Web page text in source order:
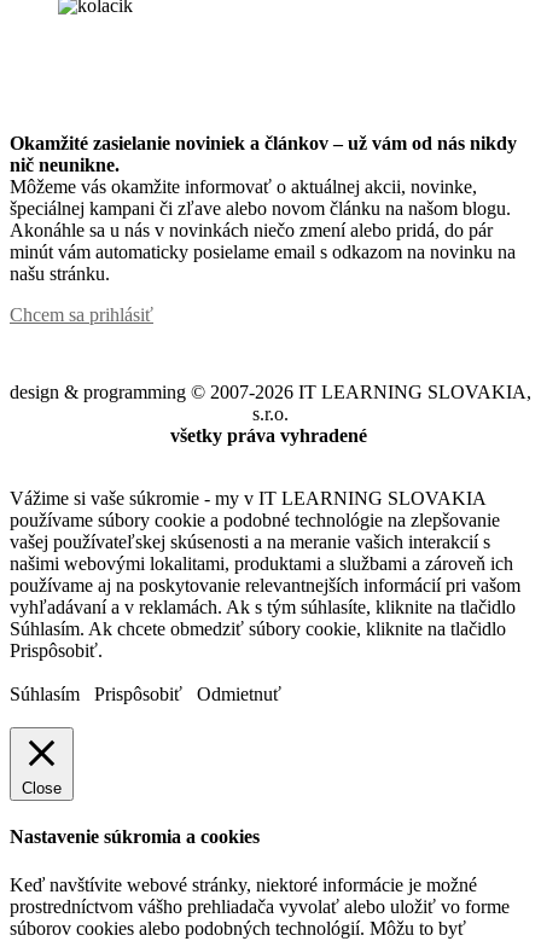
Okamžité zasielanie noviniek a článkov – už vám od nás nikdy
nič neunikne.
Môžeme vás okamžite informovať o aktuálnej akcii, novinke,
špeciálnej kampani či zľave alebo novom článku na našom blogu.
Akonáhle sa u nás v novinkách niečo zmení alebo pridá, do pár
minút vám automaticky posielame email s odkazom na novinku na
našu stránku.
Chcem sa prihlásiť
design & programming © 2007-2026 IT LEARNING SLOVAKIA,
s.r.o.
všetky práva vyhradené
Vážime si vaše súkromie - my v IT LEARNING SLOVAKIA
používame súbory cookie a podobné technológie na zlepšovanie
vašej používateľskej skúsenosti a na meranie vašich interakcií s
našimi webovými lokalitami, produktami a službami a zároveň ich
používame aj na poskytovanie relevantnejších informácií pri vašom
vyhľadávaní a v reklamách. Ak s tým súhlasíte, kliknite na tlačidlo
Súhlasím. Ak chcete obmedziť súbory cookie, kliknite na tlačidlo
Prispôsobiť.
Súhlasím Prispôsobiť Odmietnuť
Close
Nastavenie súkromia a cookies
Keď navštívite webové stránky, niektoré informácie je možné
prostredníctvom vášho prehliadača vyvolať alebo uložiť vo forme
súborov cookies alebo podobných technológií. Môžu to byť